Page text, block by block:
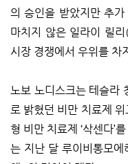
의 승인을 받았지만 추
마치지 않은 일라이 릴
시장 경쟁에서 우위를 차
노보 노디스크는 테슬라
로 밝혔던 비만 치료제
형 비만 치료제 ‘삭센다’
는 지난 달 루이비통모